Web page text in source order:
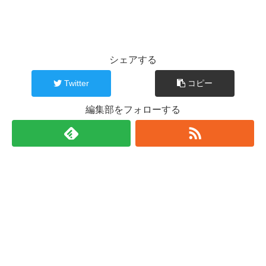
シェアする
Twitter コピー
編集部をフォローする